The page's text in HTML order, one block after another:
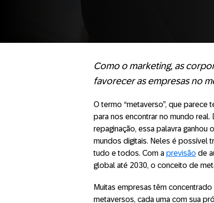
Como o marketing, as
favorecer as empresas no
O termo “metaverso”, que parece
para nos encontrar no mundo
repaginação, essa palavra
mundos digitais. Neles é possível
tudo e todos. Com a previsão de
global até 2030, o conceito de
Muitas empresas têm
metaversos, cada uma com sua